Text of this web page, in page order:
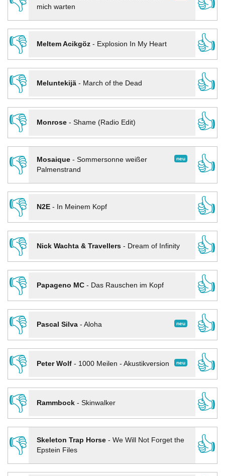
mich warten
👎
Meltem Acikgöz- Explosion In My Heart
👍
👎
Meluntekijä- March of the Dead
👍
👎
Monrose- Shame (Radio Edit)
👍
👎
neu
Mosaique- Sommersonne weißer
Palmenstrand
👍
👎
N2E- In Meinem Kopf
👍
👎
Nick Wachta & Travellers- Dream of Infinity
👍
👎
Papageno MC- Das Rauschen im Kopf
👍
👎
neu
Pascal Silva- Aloha
👍
👎
neu
Peter Wolf- 1000 Meilen - Akustikversion
👍
👎
Rammbock- Skinwalker
👍
👎
Skeleton Trap Horse- We Will Not Forget the
Epstein Files
👍